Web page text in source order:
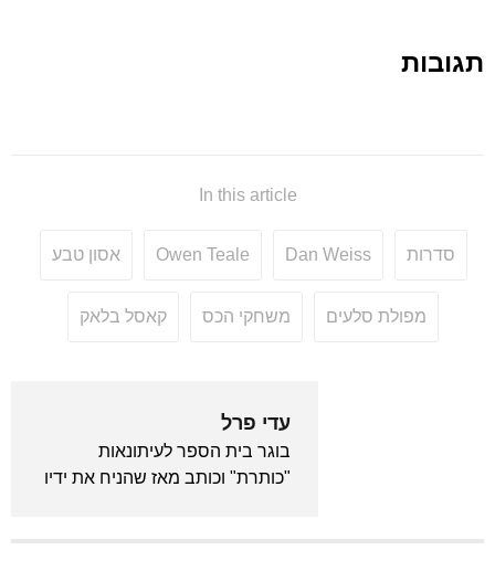
תגובות
In this article
סדרות Dan Weiss
Owen Teale אסון טבע
מפולת סלעים משחקי הכס קאסל בלאק
עדי פרל
בוגר בית הספר לעיתונאות
"כותרת" וכותב מאז שהניח את ידיו